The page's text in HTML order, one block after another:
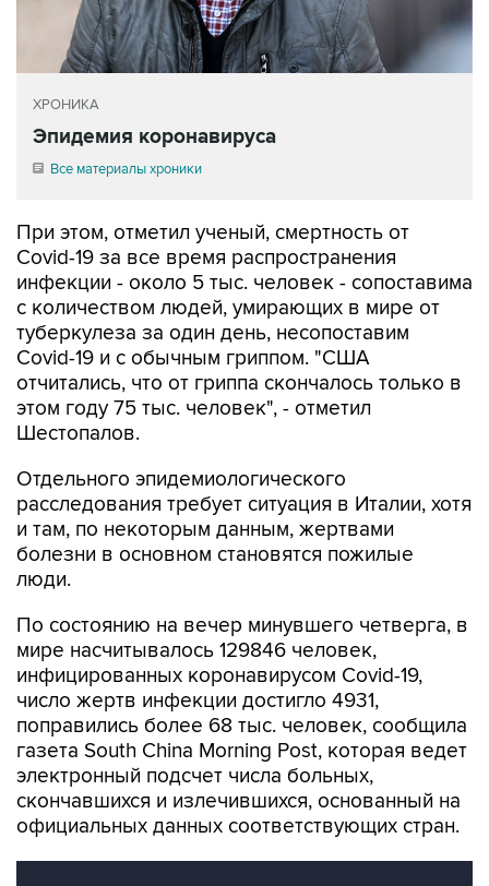
ХРОНИКА
Эпидемия коронавируса
Все материалы хроники
При этом, отметил ученый, смертность от
Covid-19 за все время распространения
инфекции - около 5 тыс. человек - сопоставима
с количеством людей, умирающих в мире от
туберкулеза за один день, несопоставим
Covid-19 и с обычным гриппом. "США
отчитались, что от гриппа скончалось только в
этом году 75 тыс. человек", - отметил
Шестопалов.
Отдельного эпидемиологического
расследования требует ситуация в Италии, хотя
и там, по некоторым данным, жертвами
болезни в основном становятся пожилые
люди.
По состоянию на вечер минувшего четверга, в
мире насчитывалось 129846 человек,
инфицированных коронавирусом Covid-19,
число жертв инфекции достигло 4931,
поправились более 68 тыс. человек, сообщила
газета South China Morning Post, которая ведет
электронный подсчет числа больных,
скончавшихся и излечившихся, основанный на
официальных данных соответствующих стран.